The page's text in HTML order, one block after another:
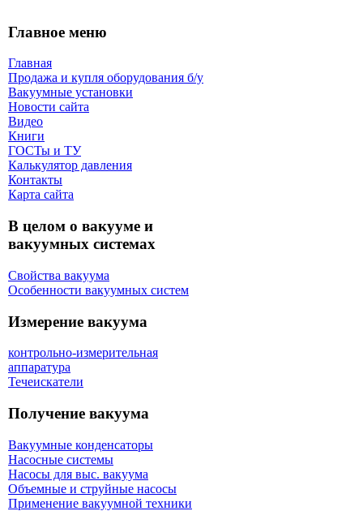
Главное меню
Главная
Продажа и купля оборудования б/y
Вакуумные установки
Новости сайта
Видео
Книги
ГОСТы и ТУ
Калькулятор давления
Контакты
Карта сaйта
В целом о вакууме и
вакуумных системах
Свойства вакуума
Особенности вакуумных систем
Измерение вакуума
контрольно-измерительная
аппаратура
Течеискатели
Получение вакуума
Вакуумные конденсаторы
Насосные системы
Насосы для выс. вакуума
Объемные и струйные насосы
Применение вакуумной техники